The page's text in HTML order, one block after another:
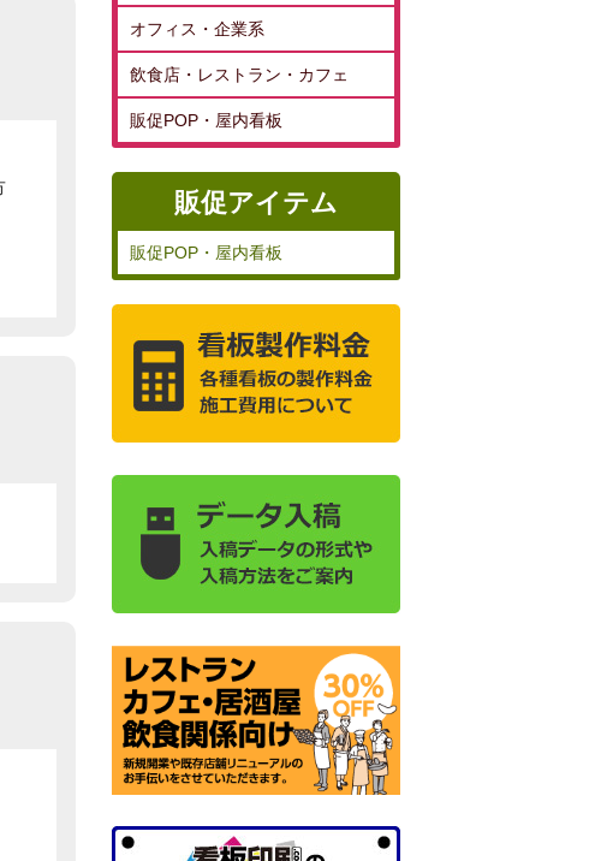
オフィス・企業系
飲食店・レストラン・カフェ
販促POP・屋内看板
販促アイテム
販促POP・屋内看板